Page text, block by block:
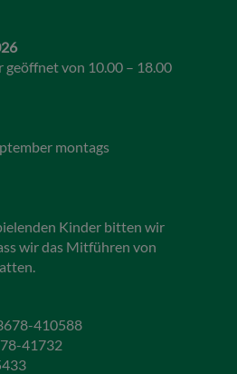
geöffnet von 10.00 – 18.00
montags
Kinder bitten wir
wir das Mitführen von
410588
41732